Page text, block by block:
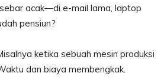
acak—di e-mail lama, laptop
pensiun?
ketika sebuah mesin produksi
dan biaya membengkak.